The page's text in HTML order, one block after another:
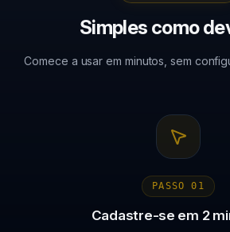
Simples como
Comece a usar em minutos, sem
PASSO01
Cadastre-se em 2